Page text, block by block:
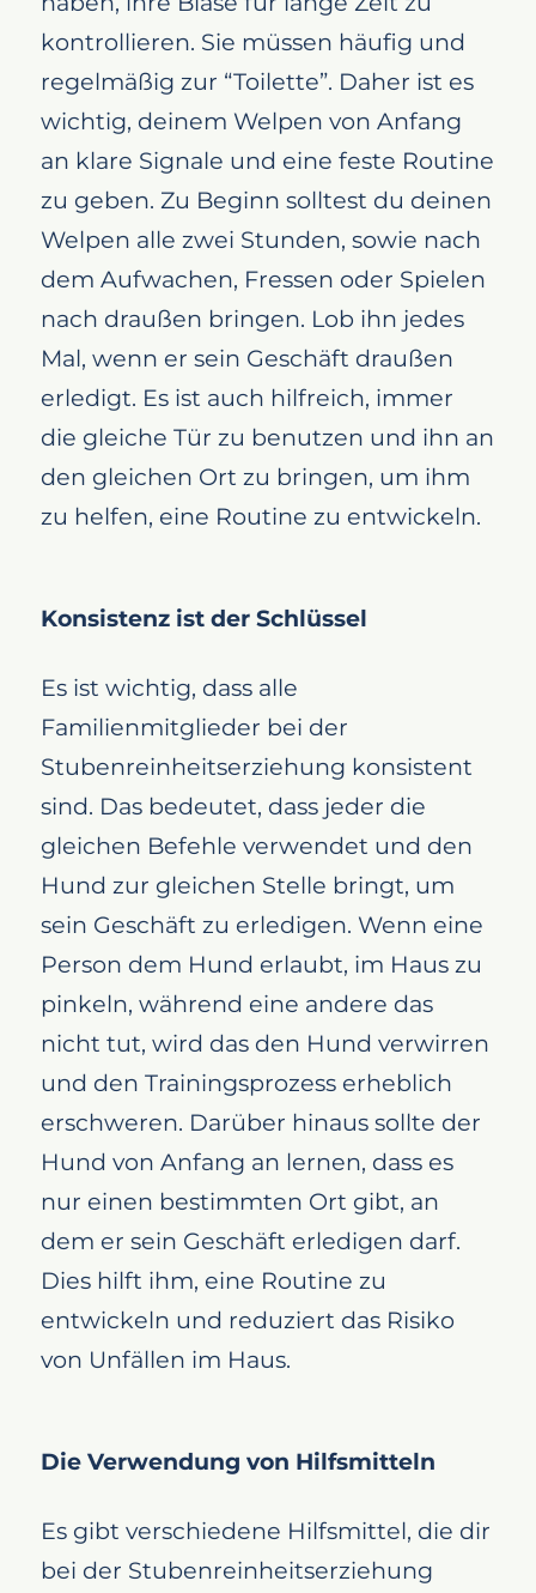
kontrollieren. Sie müssen häufig und
regelmäßig zur “Toilette”. Daher ist es
wichtig, deinem Welpen von Anfang
an klare Signale und eine feste Routine
zu geben. Zu Beginn solltest du deinen
Welpen alle zwei Stunden, sowie nach
dem Aufwachen, Fressen oder Spielen
nach draußen bringen. Lob ihn jedes
Mal, wenn er sein Geschäft draußen
erledigt. Es ist auch hilfreich, immer
die gleiche Tür zu benutzen und ihn an
den gleichen Ort zu bringen, um ihm
zu helfen, eine Routine zu entwickeln.
Konsistenz ist der Schlüssel
Es ist wichtig, dass alle
Familienmitglieder bei der
Stubenreinheitserziehung konsistent
sind. Das bedeutet, dass jeder die
gleichen Befehle verwendet und den
Hund zur gleichen Stelle bringt, um
sein Geschäft zu erledigen. Wenn eine
Person dem Hund erlaubt, im Haus zu
pinkeln, während eine andere das
nicht tut, wird das den Hund verwirren
und den Trainingsprozess erheblich
erschweren. Darüber hinaus sollte der
Hund von Anfang an lernen, dass es
nur einen bestimmten Ort gibt, an
dem er sein Geschäft erledigen darf.
Dies hilft ihm, eine Routine zu
entwickeln und reduziert das Risiko
von Unfällen im Haus.
Die Verwendung von Hilfsmitteln
Es gibt verschiedene Hilfsmittel, die dir
bei der Stubenreinheitserziehung